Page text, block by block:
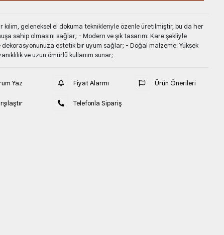
kilim, geleneksel el dokuma teknikleriyle özenle üretilmiştir, bu da her
sahip olmasını sağlar; - Modern ve şık tasarım: Kare şekliyle
estetik bir uyum sağlar; - Doğal malzeme: Yüksek
ve uzun ömürlü kullanım sunar;
Yaz Fiyat Alarmı
Telefonla Sipariş
Ürün Önerileri